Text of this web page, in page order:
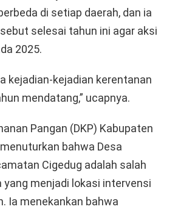
di setiap daerah, dan ia
selesai tahun ini agar aksi
2025.
kejadian-kejadian kerentanan
mendatang,” ucapnya.
Pangan (DKP) Kabupaten
bahwa Desa
Cigedug adalah salah
yang menjadi lokasi intervensi
Ia menekankan bahwa